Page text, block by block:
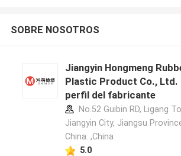
SOBRE NOSOTROS
Jiangyin Hongmeng
Plastic Product Co., Ltd.
perfil del fabricante
No.52 Guibin RD, Ligang
Jiangyin City, Jiangsu
China. ,China
5.0